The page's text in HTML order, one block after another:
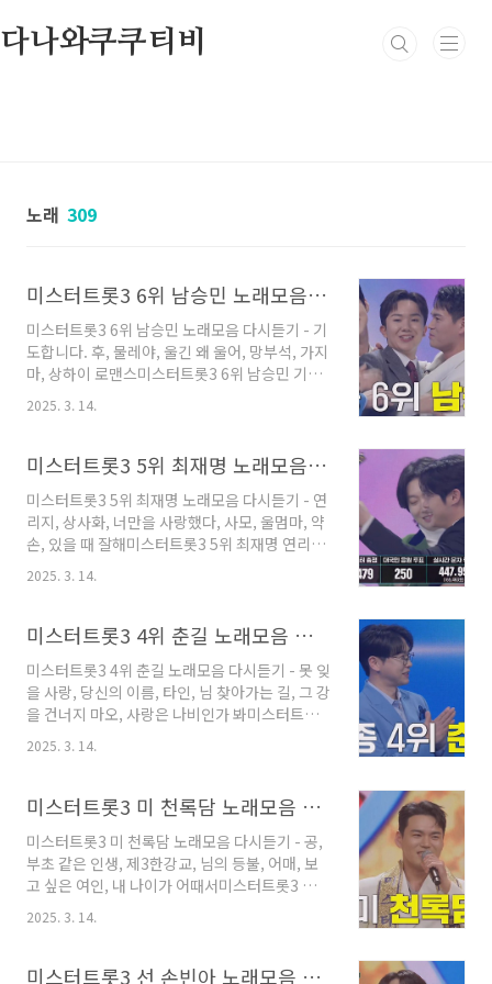
다나와쿠쿠티비
노래 309
미스터트롯3 6위 남승민 노래모음 다시듣기 - 기도합니다. 후, 물레야, 울긴 왜 울어, 망부석, 가지마, 상하이 로맨스
미스터트롯3 6위 남승민 노래모음 다시듣기 - 기
도합니다. 후, 물레야, 울긴 왜 울어, 망부석, 가지
마, 상하이 로맨스미스터트롯3 6위 남승민 기도
합니다 듣기미스터트롯3 남승민 기도합니다미스
터트롯3 6위 남승민 후 듣기미스터트롯3 남승민
롯3 남승민 물레야미스터트롯3 6위 남승민 울긴
스터트롯3 6위 남승민 망부석 듣기미스터트롯3
남승민 망부석미스터트롯3 6위 남승민 가지마
듣기미스터트롯3 남승민 가지마미스터트롯3 6
위 남승민 상하이 로맨스 듣기미스터트롯3 남승
얀 밤에, 가지마미스터트롯3 7위 추혁진 노래모
음 다..
2025. 3. 14.
미스터트롯3 5위 최재명 노래모음 다시듣기 - 연리지, 상사화, 너만을 사랑했다, 사모, 울멈마, 약손, 있을 때 잘해
미스터트롯3 5위 최재명 노래모음 다시듣기 - 연
리지, 상사화, 너만을 사랑했다, 사모, 울멈마, 약
손, 있을 때 잘해미스터트롯3 5위 최재명 연리지
듣기미스터트롯3 최재명 연리지미스터트롯3 5
위 최재명 상사화 듣기미스터트롯3 최재명 상사
기미스터트롯3 최재명 너만을 사랑했다미스터트
모미스터트롯3 5위 최재명 울멈마 듣기미스터트
롯3 최재명 울멈마미스터트롯3 5위 최재명 약손
듣기미스터트롯3 최재명 약손미스터트롯3 5위
최재명 있을 때 잘해 듣기미스터트롯3 최재명 있
에, 가지마미스터트롯3 7위 추혁진 노래모음 다
시듣기..
2025. 3. 14.
미스터트롯3 4위 춘길 노래모음 다시듣기 - 못 잊을 사랑, 당신의 이름, 타인, 님 찾아가는 길, 그 강을 건너지 마오, 사랑은 나비인가 봐
미스터트롯3 4위 춘길 노래모음 다시듣기 - 못 잊
을 사랑, 당신의 이름, 타인, 님 찾아가는 길, 그 강
을 건너지 마오, 사랑은 나비인가 봐미스터트롯3
4위 춘길 못 잊을 사랑 듣기미스터트롯3 춘길 못
잊을 사랑미스터트롯3 4위 춘길 당신의 이름 듣
위 춘길 타인 듣기미스터트롯3 춘길 타인미스터
트롯3 4위 춘길 님 찾아가는 길 듣기미스터트롯3
춘길 님 찾아가는 길미스터트롯3 4위 춘길 그 강
을 건너지 마오 듣기미스터트롯3 춘길 그 강을 건
너지 마오미스터트롯3 4위 춘길 수은등 듣기미
스터트롯3 춘길 수은등미스터트롯3 4위 춘길 사
시듣기 - 감사, 애인, 내가 바보야, 않..
2025. 3. 14.
미스터트롯3 미 천록담 노래모음 다시듣기 - 공, 부초 같은 인생, 제3한강교, 님의 등불, 어매, 보고 싶은 여인, 내 나이가 어때서
미스터트롯3 미 천록담 노래모음 다시듣기 - 공,
부초 같은 인생, 제3한강교, 님의 등불, 어매, 보
고 싶은 여인, 내 나이가 어때서미스터트롯3 미
롯3 미 천록담 부초 같은 인생 듣기미스터트롯3
3한강교 듣기미스터트롯3 천록담 제3한강교미
2025. 3. 14.
미스터트롯3 선 손빈아 노래모음 다시듣기 - 연모, 가버린 사랑, 수선화, 마지막 잎새, 내가 바보야, 망모, 사랑아